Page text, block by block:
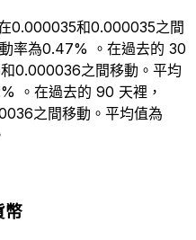
0.000035和0.000035之間
率為0.47% 。在過去的 30
0.000036之間移動。平均
。在過去的 90 天裡，
之間移動。平均值為
幣